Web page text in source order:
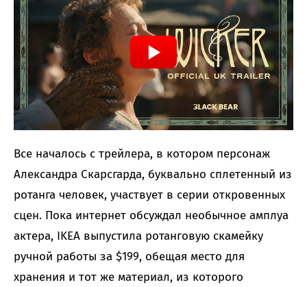
Все началось с трейлера, в котором персонаж
Александра Скарсгарда, буквально сплетенный из
ротанга человек, участвует в серии откровенных
сцен. Пока интернет обсуждал необычное амплуа
актера, IKEA выпустила ротанговую скамейку
ручной работы за $199, обещая место для
хранения и тот же материал, из которого